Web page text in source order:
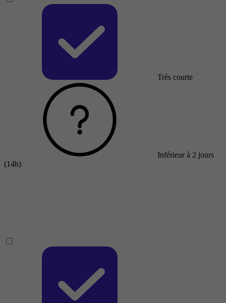
Très courte
Inférieur à 2 jours
(14h)